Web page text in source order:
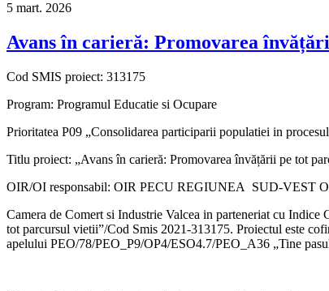
5 mart. 2026
Avans în carieră: Promovarea
Cod SMIS proiect: 313175
Program: Programul Educatie si Ocupare
Prioritatea P09 „Consolidarea participarii populatiei in
Titlu proiect: „Avans în carieră: Promovarea învățării pe tot
OIR/OI responsabil: OIR PECU REGIUNEA SUD-VEST
Camera de Comert si Industrie Valcea in parteneriat cu
tot parcursul vietii”/Cod Smis 2021-313175. Proiectul este
apelului PEO/78/PEO_P9/OP4/ESO4.7/PEO_A36 „Tine